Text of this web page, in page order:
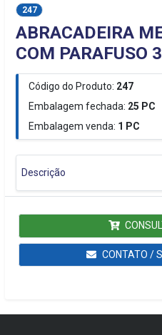
247
ABRACADEIRA
COM PARAFUSO 3
Código do Produto: 247
Embalagem fechada: 25 PC
Embalagem venda: 1 PC
Descrição
CONTATO /